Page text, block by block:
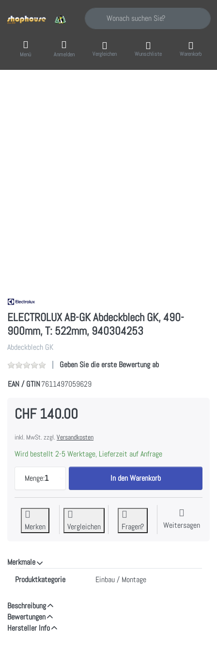
Geben Sie einen Suchbegriff ein. Während
Menü Anmelden Vergleichen Wunschliste Warenkorb
ELECTROLUX AB-GK Abdeckblech GK, 490-
900mm, T: 522mm, 940304253
Abdeckblech GK
Geben Sie die erste Bewertung ab
EAN / GTIN7611497059629
CHF 140.00
inkl. MwSt. zzgl. Versandkosten
Wird bestellt 2-5 Werktage, Lieferzeit auf Anfrage
Menge:1
ELECTROLUX AB-GK Abdeckblech GK, 490-
In den Warenkorb
Merken Vergleichen Fragen? Weitersagen
Merkmale
Produktkategorie Einbau / Montage
Beschreibung
Bewertungen
Hersteller Info